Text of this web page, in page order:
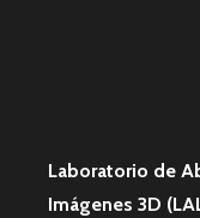
Laboratorio de
Imágenes 3D